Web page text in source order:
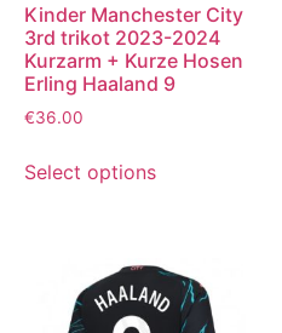
Kinder Manchester City
3rd trikot 2023-2024
Kurzarm + Kurze Hosen
Erling Haaland 9
€36.00
Select options